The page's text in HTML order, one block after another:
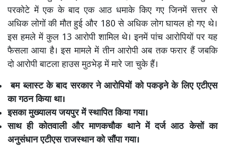
परकोटे में एक के बाद एक आठ धमाके किए गए जिनमें सत्तर से
अधिक लोगों की मौत हुई और 180 से अधिक लोग घायल हो गए थे।
इस हमले में कुल 13 आरोपी शामिल थे। इनमें पांच आरोपियों पर यह
फैसला आया है। इस मामले में तीन आरोपी अब तक फरार हैं जबकि
दो आरोपी बाटला हाउस मुठभेड़ में मारे जा चुके हैं।
बम ब्लास्ट के बाद सरकार ने आरोपियों को पकड़ने के लिए एटीएस
का गठन किया था।
इसका मुख्यालय जयपुर में स्थापित किया गया।
साथ ही कोतवाली और माणकचौक थाने में दर्ज आठ केसों का
अनुसंधान एटीएस राजस्थान को सौंपा गया।